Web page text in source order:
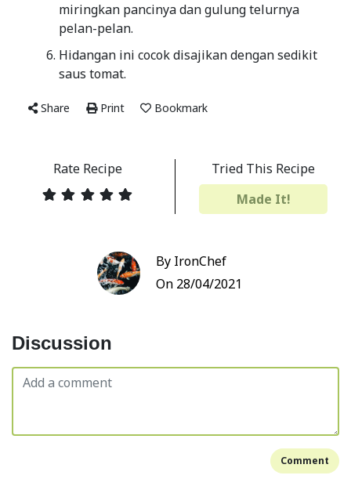
miringkan pancinya dan gulung telurnya
pelan-pelan.
Hidangan ini cocok disajikan dengan sedikit
saus tomat.
Share Print Bookmark
Rate Recipe
Tried This Recipe
Made It!
By IronChef
On 28/04/2021
Discussion
Comment